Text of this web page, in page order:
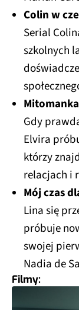
Colin w
Serial
szkolnych
Gdy
Elvira
którzy
relacjach i
Mój czas
Lina się
próbuje
swojej
Nadia de
Filmy: